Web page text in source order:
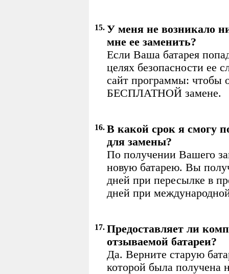
15. У меня не возникало
мне ее заменить?
Если Ваша батарея
целях безопасности ее
сайт программы: чтобы
БЕСПЛАТНОЙ замене.
16. В какой срок я
для замены?
По получении Вашего
новую батарею. Вы
дней при пересылке в
дней при
17. Предоставляет ли
отзываемой батареи?
Да. Верните старую
которой была получена